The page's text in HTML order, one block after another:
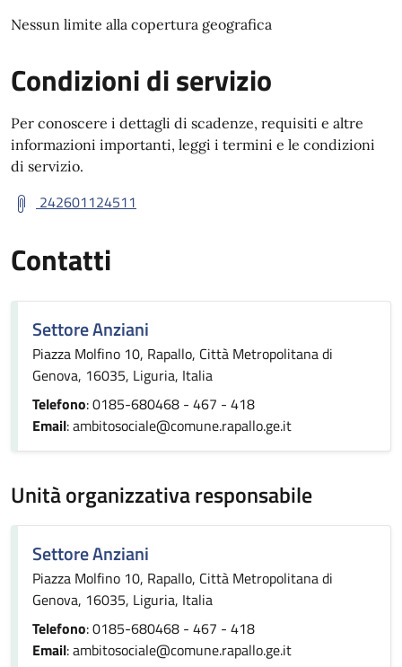
Nessun limite alla copertura geografica
Condizioni di servizio
Per conoscere i dettagli di scadenze, requisiti e altre
informazioni importanti, leggi i termini e le condizioni
di servizio.
242601124511
Contatti
Settore Anziani
Piazza Molfino 10, Rapallo, Città Metropolitana di
Genova, 16035, Liguria, Italia
Telefono: 0185-680468 - 467 - 418
Email: ambitosociale@comune.rapallo.ge.it
Unità organizzativa responsabile
Settore Anziani
Piazza Molfino 10, Rapallo, Città Metropolitana di
Genova, 16035, Liguria, Italia
Telefono: 0185-680468 - 467 - 418
Email: ambitosociale@comune.rapallo.ge.it